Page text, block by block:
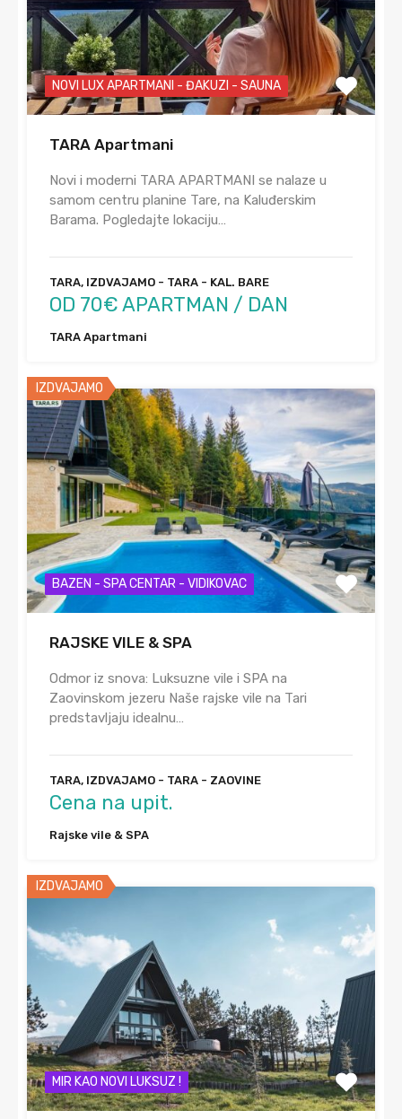
NOVI LUX APARTMANI - ĐAKUZI - SAUNA
TARA Apartmani
Novi i moderni TARA APARTMANI se nalaze u
samom centru planine Tare, na Kaluđerskim
Barama. Pogledajte lokaciju…
TARA, IZDVAJAMO - TARA - KAL. BARE
OD 70€ APARTMAN / DAN
TARA Apartmani
IZDVAJAMO
BAZEN - SPA CENTAR - VIDIKOVAC
RAJSKE VILE & SPA
Odmor iz snova: Luksuzne vile i SPA na
Zaovinskom jezeru Naše rajske vile na Tari
predstavljaju idealnu…
TARA, IZDVAJAMO - TARA - ZAOVINE
Cena na upit.
Rajske vile & SPA
IZDVAJAMO
MIR KAO NOVI LUKSUZ !